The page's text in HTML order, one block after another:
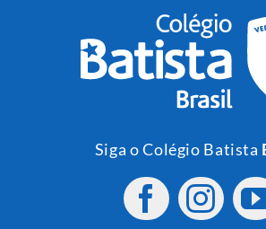
Siga o Colégio Batista